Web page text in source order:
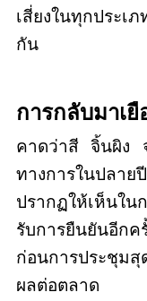
เสี่ยงในทุกประเ
กัน
การกลับมาเ
คาดว่าสี จิ้นผิง จ
ทางการในปลา
ปรากฏให้เห็นใ
รับการยืนยันอีกค
ก่อนการประชุม
ผลต่อตลาด แส